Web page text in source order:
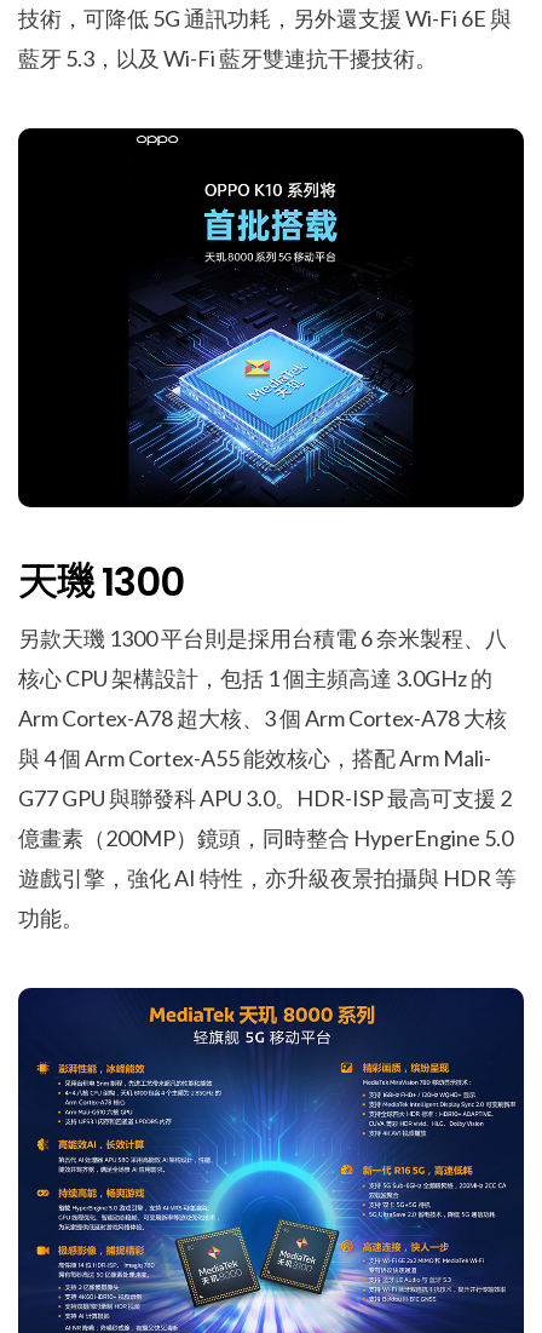
技術，可降低 5G 通訊功耗，另外還支援 Wi-Fi 6E 與
藍牙 5.3，以及 Wi-Fi 藍牙雙連抗干擾技術。
天璣 1300
另款天璣 1300 平台則是採用台積電 6 奈米製程、八
核心 CPU 架構設計，包括 1 個主頻高達 3.0GHz 的
Arm Cortex-A78 超大核、3 個 Arm Cortex-A78 大核
與 4 個 Arm Cortex-A55 能效核心，搭配 Arm Mali-
G77 GPU 與聯發科 APU 3.0。HDR-ISP 最高可支援 2
億畫素（200MP）鏡頭，同時整合 HyperEngine 5.0
遊戲引擎，強化 AI 特性，亦升級夜景拍攝與 HDR 等
功能。